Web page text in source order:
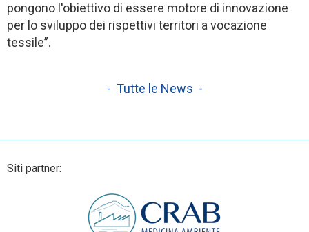
pongono l'obiettivo di essere motore di innovazione
per lo sviluppo dei rispettivi territori a vocazione
tessile”.
- Tutte le News -
Siti partner: